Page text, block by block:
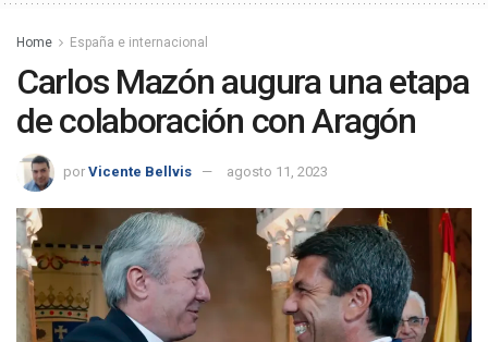
Home España e internacional
Carlos Mazón augura una etapa
de colaboración con Aragón
por Vicente Bellvis agosto 11, 2023